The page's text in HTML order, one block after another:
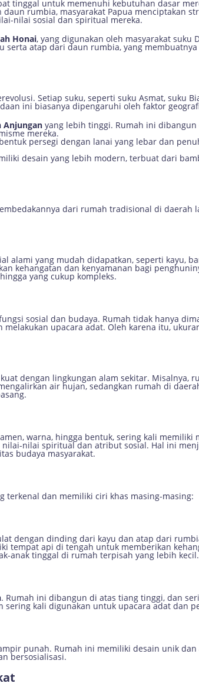
tinggal untuk memenuhi kebutuhan dasar
rumbia, masyarakat Papua menciptakan
nilai sosial dan spiritual mereka.
Honai, yang digunakan oleh masyarakat suku
atap dari daun rumbia, yang
Setiap suku, seperti suku Asmat, suku
ini biasanya dipengaruhi oleh faktor
Anjungan yang lebih tinggi. Rumah ini
mereka.
persegi dengan lanai yang lebar dan
desain yang lebih modern, terbuat dari
dari rumah tradisional di daerah
alami yang mudah didapatkan, seperti kayu,
kehangatan dan kenyamanan bagi
yang cukup kompleks.
sosial dan budaya. Rumah tidak hanya
upacara adat. Oleh karena itu,
dengan lingkungan alam sekitar. Misalnya,
air hujan, sedangkan rumah di
warna, hingga bentuk, sering kali memiliki
nilai spiritual dan atribut sosial. Hal ini
budaya masyarakat.
terkenal dan memiliki ciri khas masing-masing:
dengan dinding dari kayu dan atap dari
tempat api di tengah untuk memberikan
anak tinggal di rumah terpisah yang lebih kecil.
. Rumah ini dibangun di atas tiang tinggi, dan
kali digunakan untuk upacara adat dan
punah. Rumah ini memiliki desain unik
bersosialisasi.